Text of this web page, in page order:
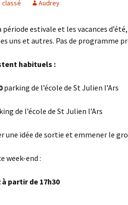
classé Audrey
estivale et les vacances
uns et autres. Pas de programme
habituels :
parking de l’école de St Julien l’Ars
de l’école de St Julien l’Ars
une idée de sortie et emmener le
week-end :
à partir de 17h30